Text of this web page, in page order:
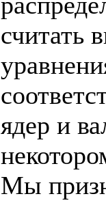
считать
ядер и
Мы